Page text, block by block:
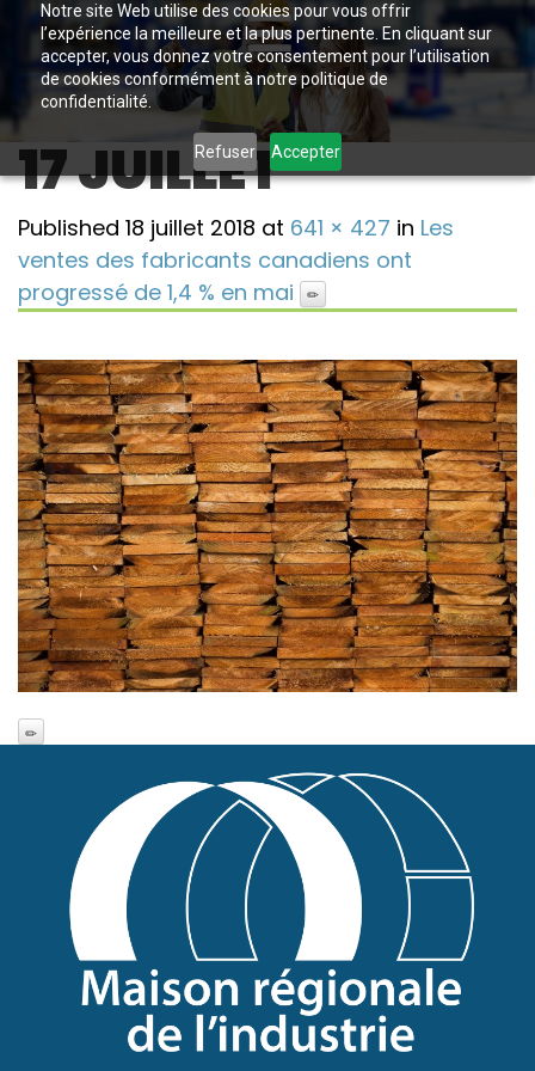
Notre site Web utilise des cookies pour vous offrir
l’expérience la meilleure et la plus pertinente. En cliquant sur
accepter, vous donnez votre consentement pour l’utilisation
de cookies conformément à notre politique de
confidentialité.
Refuser Accepter
17 JUILLET
Published 18 juillet 2018 at 641 × 427 in Les
ventes des fabricants canadiens ont
progressé de 1,4 % en mai